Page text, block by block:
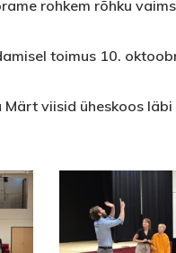
rohkem rõhku
toimus 10.
viisid üheskoos